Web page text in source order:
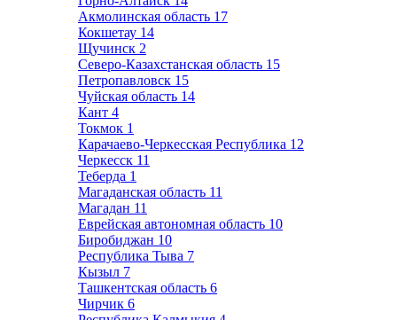
Акмолинская область 17
Кокшетау 14
Щучинск 2
Северо-Казахстанская область 15
Петропавловск 15
Чуйская область 14
Кант 4
Токмок 1
Карачаево-Черкесская Республика 12
Черкесск 11
Теберда 1
Магаданская область 11
Магадан 11
Еврейская автономная область 10
Биробиджан 10
Республика Тыва 7
Кызыл 7
Ташкентская область 6
Чирчик 6